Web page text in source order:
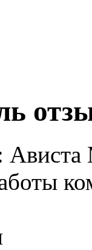
Ависта